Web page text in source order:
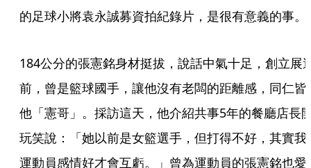
的足球小將袁永誠募資拍紀錄片，是很有意義的事。
184公分的張憲銘身材挺拔，說話中氣十足，創立展
前，曾是籃球國手，讓他沒有老闆的距離感，同仁皆
他「憲哥」。採訪這天，他介紹共事5年的餐廳店長
玩笑說：「她以前是女籃選手，但打得不好，其實我
運動員感情好才會互虧。」曾為運動員的張憲銘也愛